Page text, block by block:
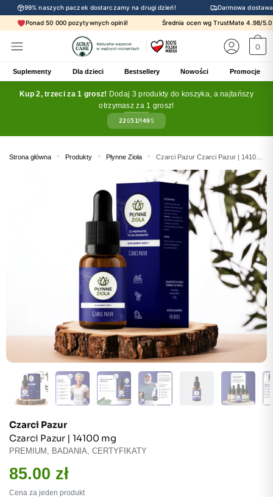
99% naszych paczek dostarczamy na drugi dzień! Darmowa
Ponad 50 000 pozytywnych opinii! Średnia ocen wg TrustMate
0
Suplementy Dla dzieci Bestsellery Nowości Promocje
Kup 2, trzeci za 1 grosz! Dodaj 3 produkty do koszyka, a najtańszy
otrzymasz za 1 grosz!
22G51M48S
Strona główna » Produkty » Płynne Zioła » Czarci Pazur Czarci Pazur | 14100 mg PREMIUM, BADANIA, CERTYFIKATY
Czarci Pazur
Czarci Pazur | 14100 mg
PREMIUM, BADANIA, CERTYFIKATY
85.00 zł
Cena za jeden produkt